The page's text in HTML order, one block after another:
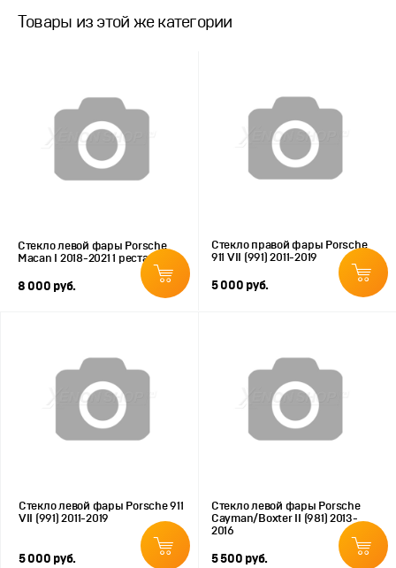
Товары из этой же категории
Стекло левой фары Porsche
Macan I 2018-2021 1 рестайлинг
8 000 руб.
Стекло правой фары Porsche
911 VII (991) 2011-2019
5 000 руб.
Стекло левой фары Porsche 911
VII (991) 2011-2019
5 000 руб.
Стекло левой фары Porsche
Cayman/Boxter II (981) 2013-
2016
5 500 руб.